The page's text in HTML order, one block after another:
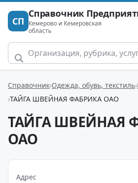
СП
Справочник
Кемерово и Кемеровская
область
Справочник Одежда, обувь, текстиль
ТАЙГА ШВЕЙНАЯ ФАБРИКА ОАО
ТАЙГА ШВЕЙНАЯ
ОАО
Адрес